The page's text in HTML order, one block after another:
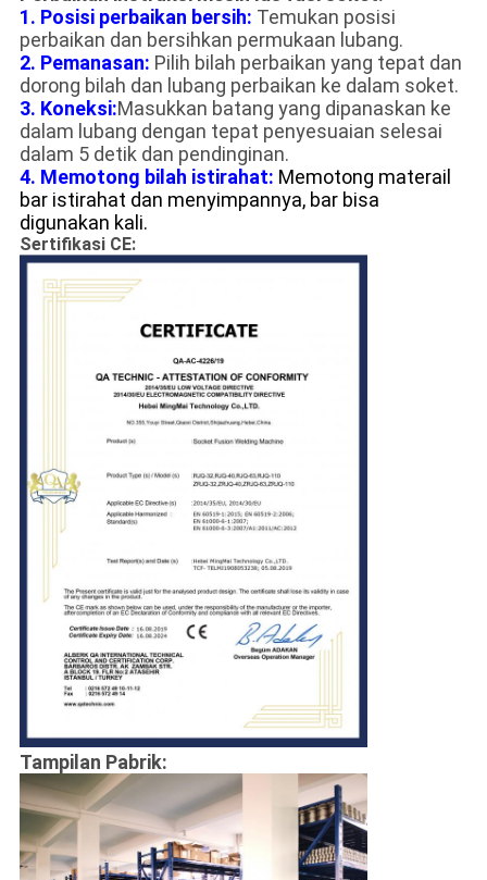
1. Posisi perbaikan bersih: Temukan posisi
perbaikan dan bersihkan permukaan lubang.
2. Pemanasan: Pilih bilah perbaikan yang tepat dan
dorong bilah dan lubang perbaikan ke dalam soket.
3. Koneksi:Masukkan batang yang dipanaskan ke
dalam lubang dengan tepat penyesuaian selesai
dalam 5 detik dan pendinginan.
4. Memotong bilah istirahat: Memotong materail
bar istirahat dan menyimpannya, bar bisa
digunakan kali.
Sertifikasi CE:
Tampilan Pabrik: